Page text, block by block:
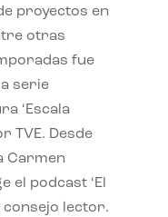
proyectos en
otras
fue
serie
‘Escala
TVE. Desde
Carmen
el podcast ‘El
consejo lector.